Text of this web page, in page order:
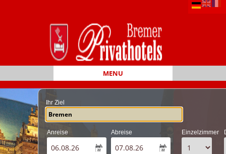
MENU
Ihr Ziel
Anreise Abreise Einzelzimmer